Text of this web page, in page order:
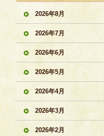
2026年8月
2026年7月
2026年6月
2026年5月
2026年4月
2026年3月
2026年2月